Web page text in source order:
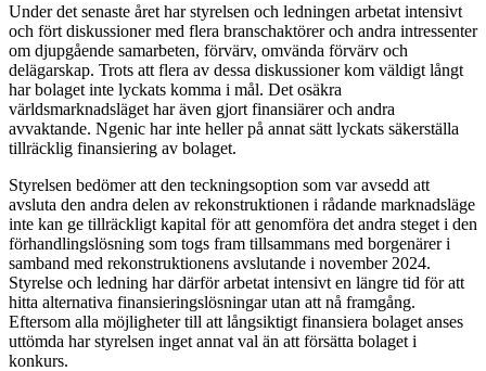
Under det senaste året har styrelsen och ledningen arbetat intensivt
och fört diskussioner med flera branschaktörer och andra intressenter
om djupgående samarbeten, förvärv, omvända förvärv och
delägarskap. Trots att flera av dessa diskussioner kom väldigt långt
har bolaget inte lyckats komma i mål. Det osäkra
världsmarknadsläget har även gjort finansiärer och andra
avvaktande. Ngenic har inte heller på annat sätt lyckats säkerställa
tillräcklig finansiering av bolaget.
Styrelsen bedömer att den teckningsoption som var avsedd att
avsluta den andra delen av rekonstruktionen i rådande marknadsläge
inte kan ge tillräckligt kapital för att genomföra det andra steget i den
förhandlingslösning som togs fram tillsammans med borgenärer i
samband med rekonstruktionens avslutande i november 2024.
Styrelse och ledning har därför arbetat intensivt en längre tid för att
hitta alternativa finansieringslösningar utan att nå framgång.
Eftersom alla möjligheter till att långsiktigt finansiera bolaget anses
uttömda har styrelsen inget annat val än att försätta bolaget i
konkurs.